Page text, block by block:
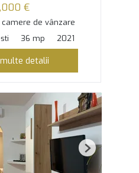
€
de vânzare
36 mp 2021
detalii
Next